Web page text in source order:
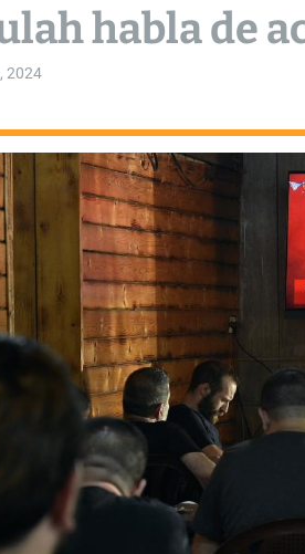
habla de
2024